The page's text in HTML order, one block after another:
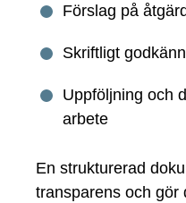
Förslag på
Skriftligt
Uppföljning och
arbete
En strukturerad
transparens och gör